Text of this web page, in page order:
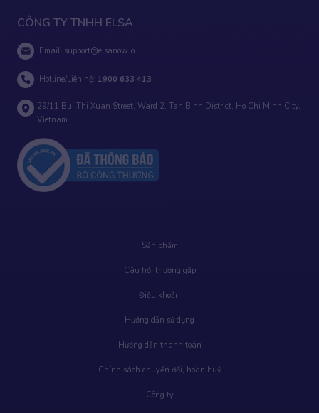
CÔNG TY TNHH ELSA
Email: support@elsanow.io
Hotline/Liên hệ: 1900 633 413
29/11 Bui Thi Xuan Street, Ward 2, Tan Binh District, Ho Chi Minh City,
Vietnam
Sản phẩm
Câu hỏi thường gặp
Điều khoản
Hướng dẫn sử dụng
Hướng dẫn thanh toán
Chính sách chuyển đổi, hoàn huỷ
Công ty